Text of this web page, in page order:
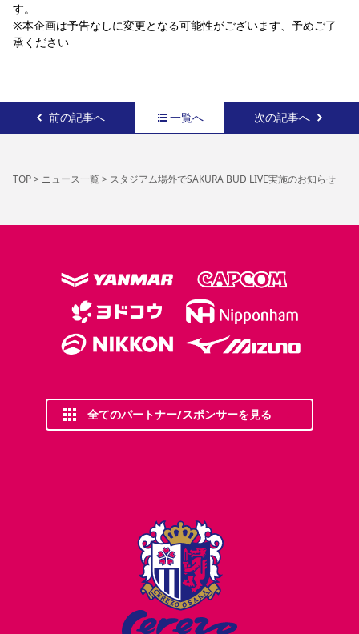
す。
※本企画は予告なしに変更となる可能性がございます、予めご了
承ください
前の記事へ 一覧へ 次の記事へ
TOP> ニュース一覧> スタジアム場外でSAKURA BUD LIVE実施のお知らせ
全てのパートナー/スポンサーを見る